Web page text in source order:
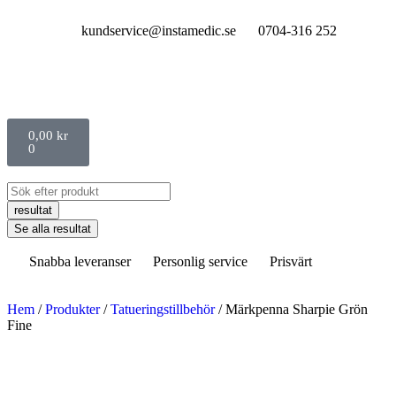
kundservice@instamedic.se 0704-316 252
0,00 kr
0
resultat
Se alla resultat
Snabba leveranser Personlig service Prisvärt
Hem /Produkter/Tatueringstillbehör/ Märkpenna Sharpie Grön
Fine